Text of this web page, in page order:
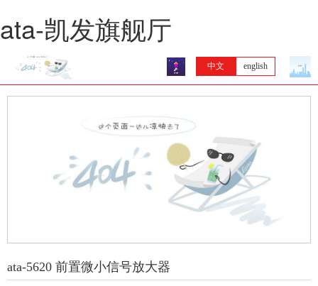
ata-凯发旗舰厅
中文 english
ata-5620 前置微小信号放大器